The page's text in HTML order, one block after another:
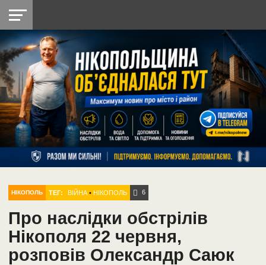
НІКОПОЛЬ
РАЙОН
СІЧЕСЛАВСЬКА
УКРАЇНА
РЕТРО
НІКОПОЛЬ
ЛАЙТ
УКРАЇНА
ДОПОМОГА
РАДІО
НІКОПОЛЬ ТЕГ: ВІЙНА •НІКОПОЛЬ 6
Про наслідки обстрілів
Нікополя 22 червня,
розповів Олександр Саюк